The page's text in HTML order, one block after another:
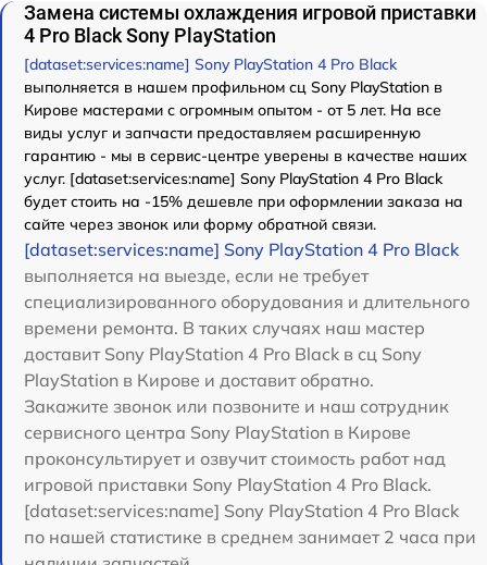
Замена системы охлаждения игровой приставки
4 Pro Black Sony PlayStation
[dataset:services:name] Sony PlayStation 4 Pro Black
выполняется в нашем профильном сц Sony PlayStation в
Кирове мастерами с огромным опытом - от 5 лет. На все
виды услуг и запчасти предоставляем расширенную
гарантию - мы в сервис-центре уверены в качестве наших
услуг. [dataset:services:name] Sony PlayStation 4 Pro Black
будет стоить на -15% дешевле при оформлении заказа на
сайте через звонок или форму обратной связи.
[dataset:services:name] Sony PlayStation 4 Pro Black
выполняется на выезде, если не требует
специализированного оборудования и длительного
времени ремонта. В таких случаях наш мастер
доставит Sony PlayStation 4 Pro Black в сц Sony
PlayStation в Кирове и доставит обратно.
Закажите звонок или позвоните и наш сотрудник
сервисного центра Sony PlayStation в Кирове
проконсультирует и озвучит стоимость работ над
игровой приставки Sony PlayStation 4 Pro Black.
[dataset:services:name] Sony PlayStation 4 Pro Black
по нашей статистике в среднем занимает 2 часа при